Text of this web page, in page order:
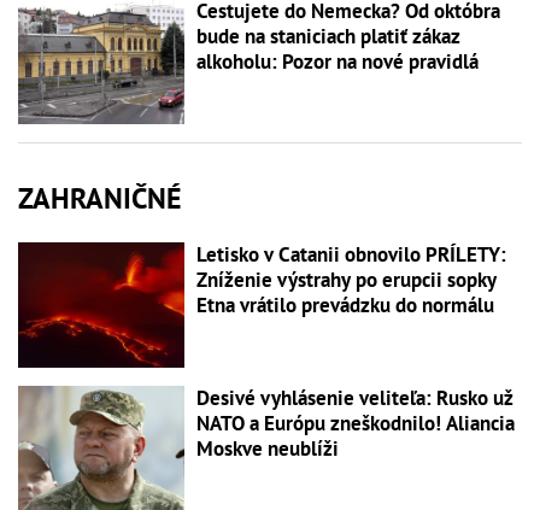
Cestujete do Nemecka? Od októbra
bude na staniciach platiť zákaz
alkoholu: Pozor na nové pravidlá
ZAHRANIČNÉ
Letisko v Catanii obnovilo PRÍLETY:
Zníženie výstrahy po erupcii sopky
Etna vrátilo prevádzku do normálu
Desivé vyhlásenie veliteľa: Rusko už
NATO a Európu zneškodnilo! Aliancia
Moskve neublíži